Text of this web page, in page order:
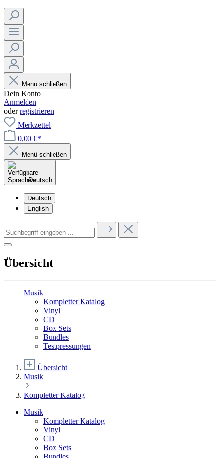
Menü schließen
Dein Konto
Anmelden
oderregistrieren
Merkzettel
0,00 €*
Menü schließen
Deutsch
Deutsch
English
Übersicht
Musik
Kompletter Katalog
Vinyl
CD
Box Sets
Bundles
Testpressungen
Übersicht
Musik
Kompletter Katalog
Musik
Kompletter Katalog
Vinyl
CD
Box Sets
Bundles